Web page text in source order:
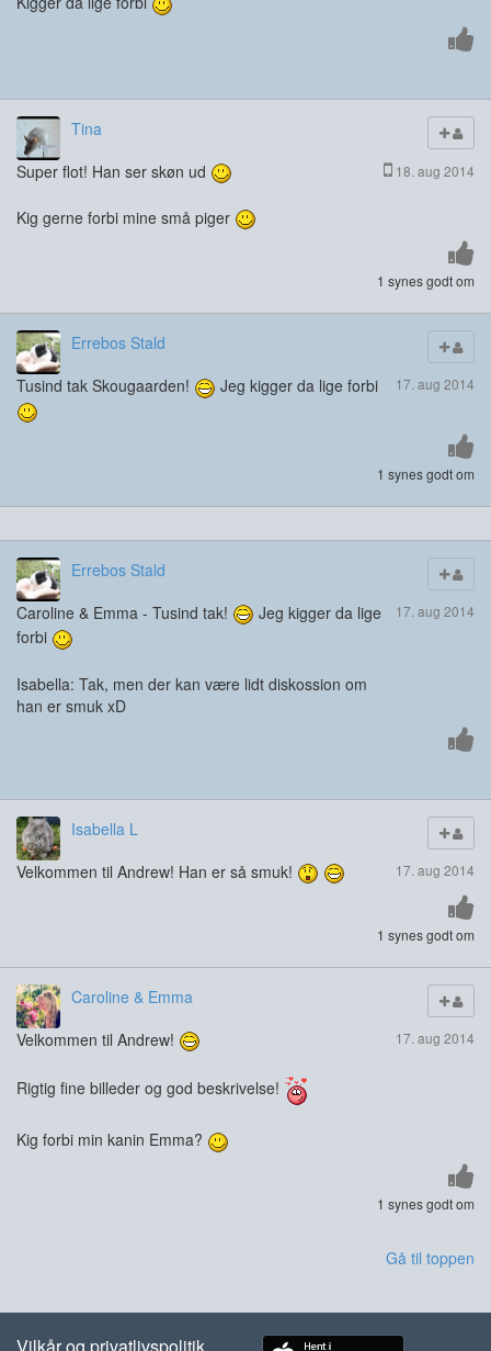
Tina
18. aug 2014
Super flot! Han ser skøn ud
Kig gerne forbi mine små piger
1 synes godt om
Errebos Stald
17. aug 2014
Tusind tak Skougaarden! Jeg kigger da lige forbi
1 synes godt om
Errebos Stald
17. aug 2014
Caroline & Emma - Tusind tak!
Jeg kigger da lige
forbi
Isabella: Tak, men der kan være lidt diskossion om
han er smuk xD
Isabella L
17. aug 2014
Velkommen til Andrew! Han er så smuk!
1 synes godt om
Caroline & Emma
17. aug 2014
Velkommen til Andrew!
Rigtig fine billeder og god beskrivelse!
Kig forbi min kanin Emma?
1 synes godt om
Gå til toppen
Vilkår og privatlivspolitik